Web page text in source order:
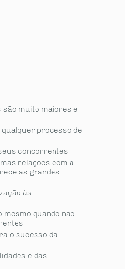
são muito maio­res e
processo de
concor­rentes
relações com a
as grandes
às
mesmo quando não
o sucesso da
e das